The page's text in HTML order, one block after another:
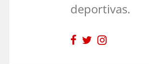
deportivas.